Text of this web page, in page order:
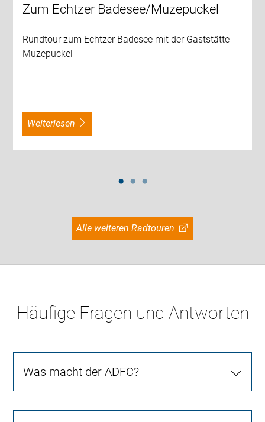
Zum Echtzer Badesee/Muzepuckel
Rundtour zum Echtzer Badesee mit der Gaststätte
Muzepuckel
weiterlesen
Alle weiteren Radtouren
Häufige Fragen und Antworten
Was macht der ADFC?